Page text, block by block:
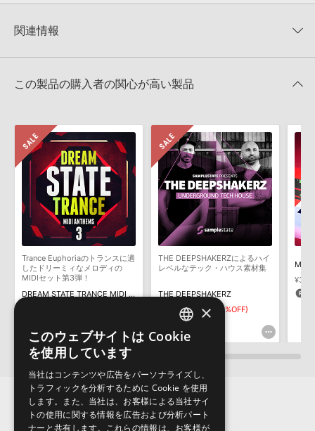
★5
★4
★1
KONTAKTフォーマットは、
でお使いいただけます。無償版のKONTAKT PLAYERではお使いい
4GBを超えるデータに関するご注意：FAT32でフォーマットされた
きます際には、NTFSやHFS＋でフォーマットされたHDDをご用意
いただく必要がございます。
製品の購入手続き完了後、受注確認メールとシリアルナンバーをお
知らせするメールの2通が送信されます。メールに記載されており
ます説明に沿って、製品のダウンロード／導入を行って下さい。
サンプルパック製品には、原則として日本語版操作マニュアルをご
用意しておりません。ご購入後のご不明点や詳細に関するお問い合
わせなどは
テクニカルサポート
までご連絡ください。
デモソングは、製品収録サウンドを使ってできることを紹介するた
めのデモンストレーション用の楽曲です。原則として、デモソング
そのものをお使いいただくことはできません。また、デモソングを
構成する全てのサウンドが、サンプルパックに含まれていることを
ダウンロード製品という性質上、一切の返品・返金はお受け付け致
しかねます。
関連情報
この製品の購入者の関心が高い製品
Trance Euphoriaのトランスに適
したドリーミィなメロディの
MIDIセット第3弾！
DREAM STATE TRANCE MIDI ANTHEMS 3
THE DEEPSHAKERZによるハイ
レベルなテック・ハウス素材集
THE DEEPSHAKERZ
¥6,380 ¥4,466(30%OFF)
133pt
ENGLISH
×
このウェブサイトは Cookie
を使用しています
当社はコンテンツや広告をパーソナライズし、
トラフィックを分析するために Cookie を使用
します。また、当社は、お客様による当社サイ
トの使用に関する情報を広告および分析パート
ナーと共有します。これらの情報は、お客様が